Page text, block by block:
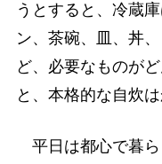
うとすると、冷蔵
ン、茶碗、皿、丼
ど、必要なものが
と、本格的な自炊
平日は都心で暮ら